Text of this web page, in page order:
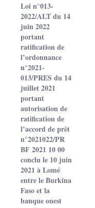
Loi n°013-
2022/ALT du 14
juin 2022
portant
ratification de
l’ordonnance
n°2021-
013/PRES du 14
juillet 2021
portant
autorisation de
ratification de
l’accord de prêt
n°2021022/PR
BF 2021 10 00
conclu le 10 juin
2021 à Lomé
entre le Burkina
Faso et la
banque ouest